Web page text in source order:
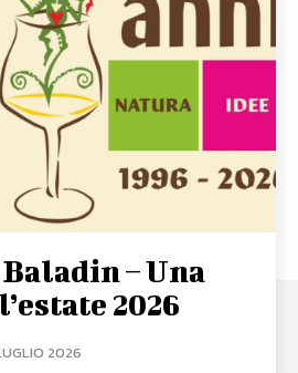
– Una
2026
2026